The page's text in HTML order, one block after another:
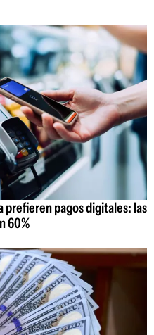
prefieren pagos digitales: las
60%